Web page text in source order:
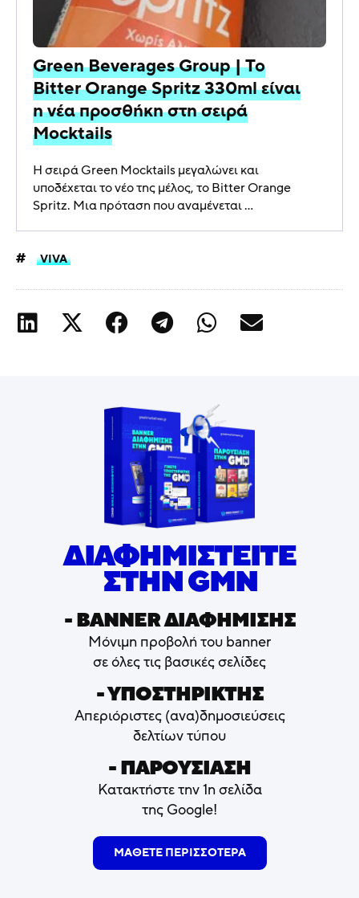
Green Beverages Group | Το
Bitter Orange Spritz 330ml είναι
η νέα προσθήκη στη σειρά
Mocktails
Η σειρά Green Mocktails μεγαλώνει και
υποδέχεται το νέο της μέλος, το Bitter Orange
Spritz. Μια πρόταση που αναμένεται ...
VIVA
ΔΙΑΦΗΜΙΣΤΕΙΤΕ
ΣΤΗΝ GMN
- ΒΑNNER ΔΙΑΦΗΜΙΣΗΣ
Μόνιμη προβολή του banner
σε όλες τις βασικές σελίδες
- ΥΠΟΣΤΗΡΙΚΤΗΣ
Απεριόριστες (ανα)δημοσιεύσεις
δελτίων τύπου
- ΠΑΡΟΥΣΙΑΣΗ
Κατακτήστε την 1η σελίδα
της Google!
ΜΑΘΕΤΕ ΠΕΡΙΣΣΟΤΕΡΑ